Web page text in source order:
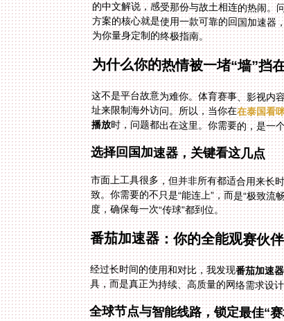
为你量身定制的终极指南。
为什么你的热情被一堵“墙”挡
这不是平台故意为难你。体育赛事、影视内
址来限制海外访问。所以，当你在在泰国看
播放时，问题都出在这里。你需要的，是一
选择回国加速器，关键看这几点
市面上工具很多，但并非所有都适合用来长
致。你需要的不只是“能连上”，而是“极致
度，确保每一次“传球”都到位。
番茄加速器：你的全能观赛伙伴
经过长时间的使用和对比，我发现番茄加速器
具，而是真正为持续、高质量的网络需求设
全球节点与智能线路，锁定最佳“